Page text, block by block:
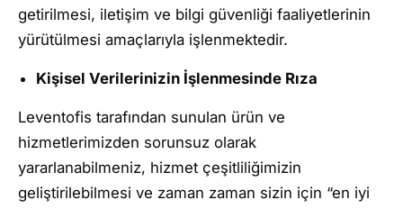
getirilmesi, iletişim ve bilgi güvenliği faaliyetlerinin
yürütülmesi amaçlarıyla işlenmektedir.
Kişisel Verilerinizin İşlenmesinde Rıza
Leventofis tarafından sunulan ürün ve
hizmetlerimizden sorunsuz olarak
yararlanabilmeniz, hizmet çeşitliliğimizin
geliştirilebilmesi ve zaman zaman sizin için “en iyi